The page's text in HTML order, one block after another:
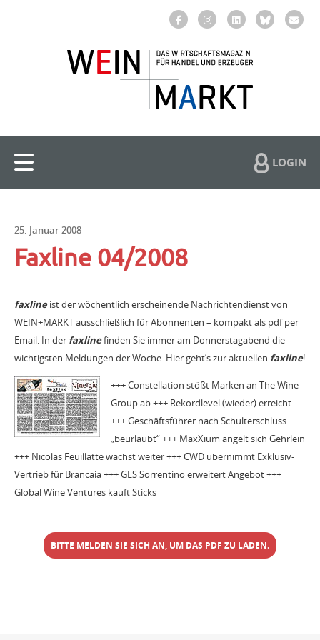
LOGIN
25. Januar 2008
Faxline 04/2008
faxlineist der wöchentlich erscheinende Nachrichtendienst von
WEIN+MARKT ausschließlich für Abonnenten – kompakt als pdf per
Email. In der faxlinefinden Sie immer am Donnerstagabend die
wichtigsten Meldungen der Woche. Hier geht’s zur aktuellen faxline!
+++ Constellation stößt Marken an The Wine
Group ab +++ Rekordlevel (wieder) erreicht
+++ Geschäftsführer nach Schulterschluss
„beurlaubt“ +++ MaxXium angelt sich Gehrlein
+++ Nicolas Feuillatte wächst weiter +++ CWD übernimmt Exklusiv-
Vertrieb für Brancaia +++ GES Sorrentino erweitert Angebot +++
Global Wine Ventures kauft Sticks
BITTE MELDEN SIE SICH AN, UM DAS PDF ZU LADEN.